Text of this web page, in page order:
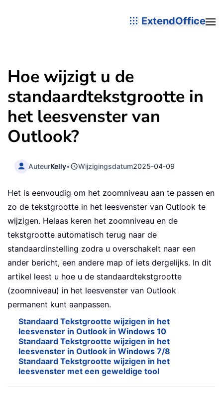
ExtendOffice
Hoe wijzigt u de
standaardtekstgrootte in
het leesvenster van
Outlook?
AuteurKelly• Wijzigingsdatum2025-04-09
Het is eenvoudig om het zoomniveau aan te passen en
zo de tekstgrootte in het leesvenster van Outlook te
wijzigen. Helaas keren het zoomniveau en de
tekstgrootte automatisch terug naar de
standaardinstelling zodra u overschakelt naar een
ander bericht, een andere map of iets dergelijks. In dit
artikel leest u hoe u de standaardtekstgrootte
(zoomniveau) in het leesvenster van Outlook
permanent kunt aanpassen.
Standaard Tekstgrootte wijzigen in het
leesvenster in Outlook in Windows 10
Standaard Tekstgrootte wijzigen in het
leesvenster in Outlook in Windows 7/8
Standaard Tekstgrootte wijzigen in het
leesvenster met een geweldige tool